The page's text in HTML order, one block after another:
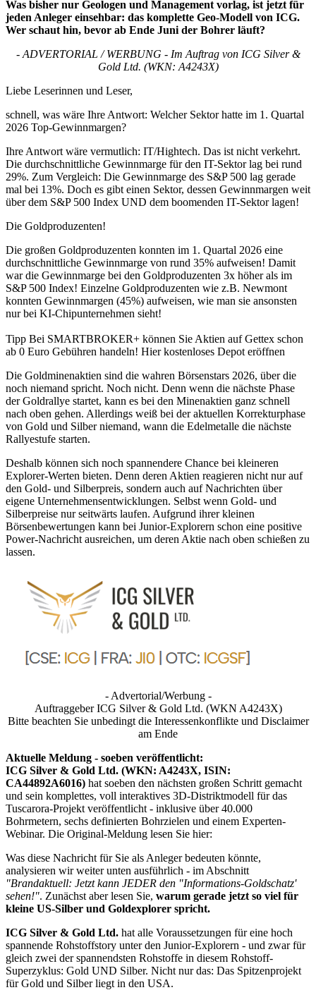
Was bisher nur Geologen und Management vorlag, ist jetzt für
jeden Anleger einsehbar: das komplette Geo-Modell von ICG.
Wer schaut hin, bevor ab Ende Juni der Bohrer läuft?
- ADVERTORIAL / WERBUNG - Im Auftrag von ICG Silver &
Gold Ltd. (WKN: A4243X)
Liebe Leserinnen und Leser,
schnell, was wäre Ihre Antwort: Welcher Sektor hatte im 1. Quartal
2026 Top-Gewinnmargen?
Ihre Antwort wäre vermutlich: IT/Hightech. Das ist nicht verkehrt.
Die durchschnittliche Gewinnmarge für den IT-Sektor lag bei rund
29%. Zum Vergleich: Die Gewinnmarge des S&P 500 lag gerade
mal bei 13%. Doch es gibt einen Sektor, dessen Gewinnmargen weit
über dem S&P 500 Index UND dem boomenden IT-Sektor lagen!
Die Goldproduzenten!
Die großen Goldproduzenten konnten im 1. Quartal 2026 eine
durchschnittliche Gewinnmarge von rund 35% aufweisen! Damit
war die Gewinnmarge bei den Goldproduzenten 3x höher als im
S&P 500 Index! Einzelne Goldproduzenten wie z.B. Newmont
konnten Gewinnmargen (45%) aufweisen, wie man sie ansonsten
nur bei KI-Chipunternehmen sieht!
Tipp Bei SMARTBROKER+ können Sie Aktien auf Gettex schon
ab 0 Euro Gebühren handeln! Hier kostenloses Depot eröffnen
Die Goldminenaktien sind die wahren Börsenstars 2026, über die
noch niemand spricht. Noch nicht. Denn wenn die nächste Phase
der Goldrallye startet, kann es bei den Minenaktien ganz schnell
nach oben gehen. Allerdings weiß bei der aktuellen Korrekturphase
von Gold und Silber niemand, wann die Edelmetalle die nächste
Rallyestufe starten.
Deshalb können sich noch spannendere Chance bei kleineren
Explorer-Werten bieten. Denn deren Aktien reagieren nicht nur auf
den Gold- und Silberpreis, sondern auch auf Nachrichten über
eigene Unternehmensentwicklungen. Selbst wenn Gold- und
Silberpreise nur seitwärts laufen. Aufgrund ihrer kleinen
Börsenbewertungen kann bei Junior-Explorern schon eine positive
Power-Nachricht ausreichen, um deren Aktie nach oben schießen zu
lassen.
- Advertorial/Werbung -
Auftraggeber ICG Silver & Gold Ltd. (WKN A4243X)
Bitte beachten Sie unbedingt die Interessenkonflikte und Disclaimer
am Ende
Aktuelle Meldung - soeben veröffentlicht:
ICG Silver & Gold Ltd. (WKN: A4243X, ISIN:
CA44892A6016) hat soeben den nächsten großen Schritt gemacht
und sein komplettes, voll interaktives 3D-Distriktmodell für das
Tuscarora-Projekt veröffentlicht - inklusive über 40.000
Bohrmetern, sechs definierten Bohrzielen und einem Experten-
Webinar. Die Original-Meldung lesen Sie hier:
Was diese Nachricht für Sie als Anleger bedeuten könnte,
analysieren wir weiter unten ausführlich - im Abschnitt
"Brandaktuell: Jetzt kann JEDER den "Informations-Goldschatz'
sehen!". Zunächst aber lesen Sie, warum gerade jetzt so viel für
kleine US-Silber und Goldexplorer spricht.
ICG Silver & Gold Ltd. hat alle Voraussetzungen für eine hoch
spannende Rohstoffstory unter den Junior-Explorern - und zwar für
gleich zwei der spannendsten Rohstoffe in diesem Rohstoff-
Superzyklus: Gold UND Silber. Nicht nur das: Das Spitzenprojekt
für Gold und Silber liegt in den USA.